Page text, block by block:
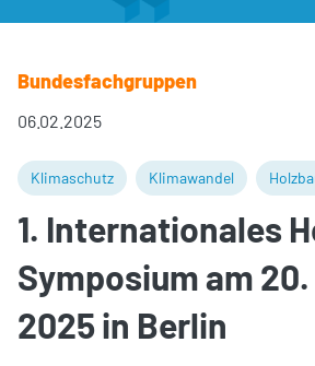
Bundesfachgruppen
06.02.2025
Klimaschutz Klimawandel
1. Internationales
Symposium am 20.
2025 in Berlin